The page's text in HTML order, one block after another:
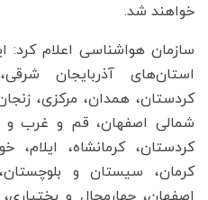
خواهند شد.
سازمان هواشناسی اعلام
استان‌های آذربایجان
کردستان، همدان، مرکزی،
شمالی اصفهان، قم و غرب و
کردستان، کرمانشاه،
کرمان، سیستان و
اصفهان، چهارمحال و